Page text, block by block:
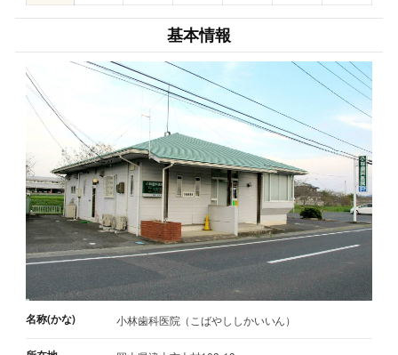
基本情報
名称(かな) 小林歯科医院（こばやししかいいん）